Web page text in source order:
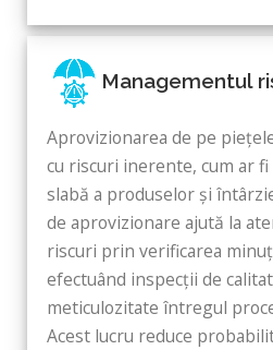
Managementul
Aprovizionarea de pe
cu riscuri inerente, cum ar fi
slabă a produselor și
de aprovizionare ajută la
riscuri prin verificarea
efectuând inspecții de
meticulozitate întregul
Acest lucru reduce